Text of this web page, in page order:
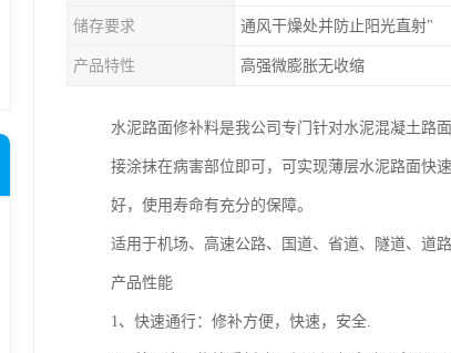
储存要求 通风干燥处并防止阳光直射"
产品特性 高强微膨胀无收缩
水泥路面修补料是我公司专门针对水泥混凝土路
接涂抹在病害部位即可，可实现薄层水泥路面快
好，使用寿命有充分的保障。
适用于机场、高速公路、国道、省道、隧道、道
产品性能
1、快速通行：修补方便，快速，安全.